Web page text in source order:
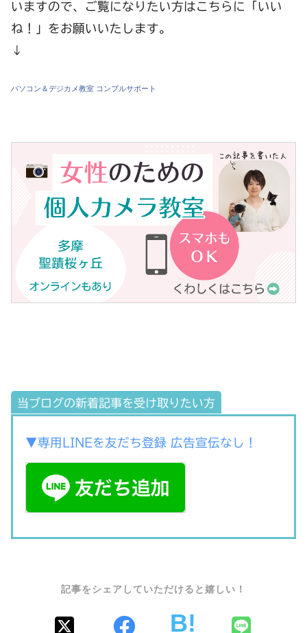
いますので、ご覧になりたい方はこちらに「いい
ね！」をお願いいたします。
↓
パソコン＆デジカメ教室 コンプルサポート
当ブログの新着記事を受け取りたい方
▼専用LINEを友だち登録 広告宣伝なし！